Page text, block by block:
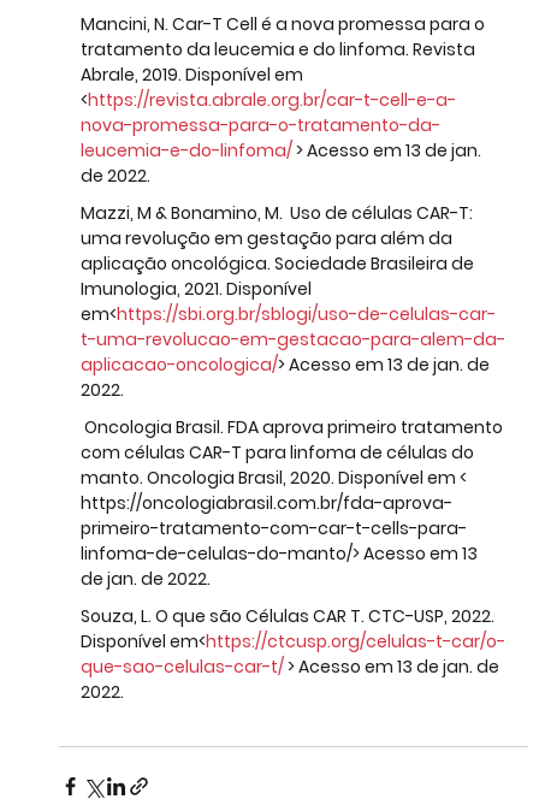
Mancini, N. Car-T Cell é a nova promessa para o
tratamento da leucemia e do linfoma. Revista
Abrale, 2019. Disponível em
<https://revista.abrale.org.br/car-t-cell-e-a-
nova-promessa-para-o-tratamento-da-
leucemia-e-do-linfoma/ > Acesso em 13 de jan.
de 2022.
Mazzi, M & Bonamino, M.  Uso de células CAR-T:
uma revolução em gestação para além da
aplicação oncológica. Sociedade Brasileira de
Imunologia, 2021. Disponível
em<https://sbi.org.br/sblogi/uso-de-celulas-car-
t-uma-revolucao-em-gestacao-para-alem-da-
aplicacao-oncologica/> Acesso em 13 de jan. de
2022.
com células CAR-T para linfoma de células do
manto. Oncologia Brasil, 2020. Disponível em <
https://oncologiabrasil.com.br/fda-aprova-
primeiro-tratamento-com-car-t-cells-para-
linfoma-de-celulas-do-manto/> Acesso em 13
de jan. de 2022.
Souza, L. O que são Células CAR T. CTC-USP, 2022.
Disponível em<https://ctcusp.org/celulas-t-car/o-
que-sao-celulas-car-t/ > Acesso em 13 de jan. de
2022.